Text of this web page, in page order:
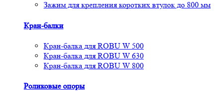
Зажим для крепления коротких втулок до 800 мм
Кран-балки
Кран-балка для ROBU W 500
Кран-балка для ROBU W 630
Кран-балка для ROBU W 800
Роликовые опоры